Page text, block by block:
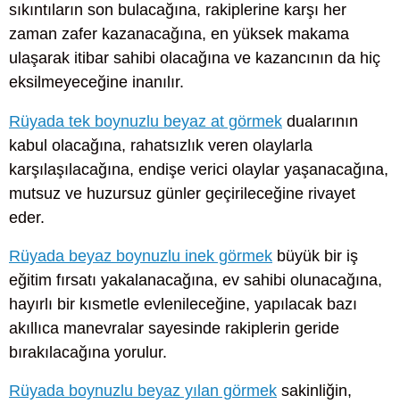
sıkıntıların son bulacağına, rakiplerine karşı her
zaman zafer kazanacağına, en yüksek makama
ulaşarak itibar sahibi olacağına ve kazancının da hiç
eksilmeyeceğine inanılır.
Rüyada tek boynuzlu beyaz at görmek dualarının
kabul olacağına, rahatsızlık veren olaylarla
karşılaşılacağına, endişe verici olaylar yaşanacağına,
mutsuz ve huzursuz günler geçirileceğine rivayet
eder.
Rüyada beyaz boynuzlu inek görmek büyük bir iş
eğitim fırsatı yakalanacağına, ev sahibi olunacağına,
hayırlı bir kısmetle evlenileceğine, yapılacak bazı
akıllıca manevralar sayesinde rakiplerin geride
bırakılacağına yorulur.
Rüyada boynuzlu beyaz yılan görmek sakinliğin,